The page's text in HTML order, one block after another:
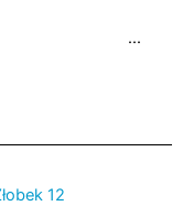
···
12